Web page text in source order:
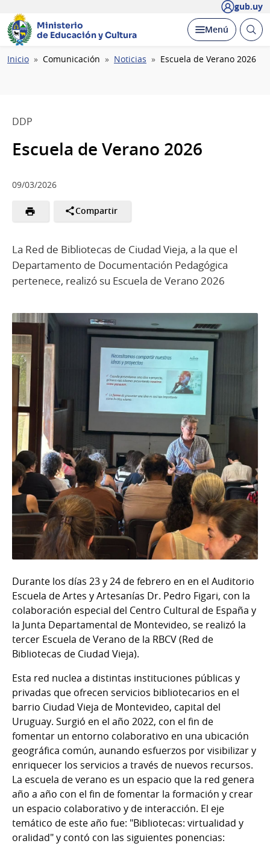
gub.uy
Ministerio
de Educación y Cultura
Desplegar
Menú Abrir
Ruta
Inicio Comunicación Noticias Escuela de Verano 2026
DDP
Escuela de Verano 2026
09/03/2026
Compartir
La Red de Bibliotecas de Ciudad Vieja, a la que el
Departamento de Documentación Pedagógica
pertenece, realizó su Escuela de Verano 2026
Durante los días 23 y 24 de febrero en en el Auditorio
Escuela de Artes y Artesanías Dr. Pedro Figari, con la
colaboración especial del Centro Cultural de España y
la Junta Departamental de Montevideo, se realizó la
tercer Escuela de Verano de la RBCV (Red de
Bibliotecas de Ciudad Vieja).
Esta red nuclea a distintas instituciones públicas y
privadas que ofrecen servicios bibliotecarios en el
barrio Ciudad Vieja de Montevideo, capital del
Uruguay. Surgió en el año 2022, con el fin de
fomentar un entorno colaborativo en una ubicación
geográfica común, aunando esfuerzos por visibilizar y
enriquecer los servicios a través de nuevos recursos.
La escuela de verano es un espacio que la red genera
año a año con el fin de fomentar la formación y crear
un espacio colaborativo y de interacción. El eje
temático de este año fue: "Bibliotecas: virtualidad y
oralidad" y contó con las siguientes ponencias: